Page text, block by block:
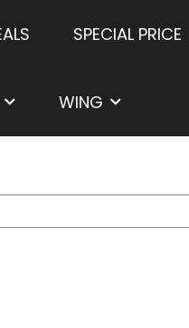
SPECIAL PRICE
WING